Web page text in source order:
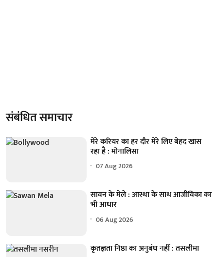
संबंधित समाचार
मेरे करियर का हर दौर मेरे लिए बेहद खास
रहा है : मोनालिसा
07 Aug 2026
सावन के मेले : आस्था के साथ आजीविका का
भी आधार
06 Aug 2026
कृतज्ञता निष्ठा का अनुबंध नहीं : तसलीमा